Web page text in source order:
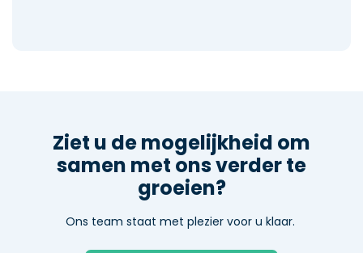
Ziet u de mogelijkheid om
samen met ons verder te
groeien?
Ons team staat met plezier voor u klaar.